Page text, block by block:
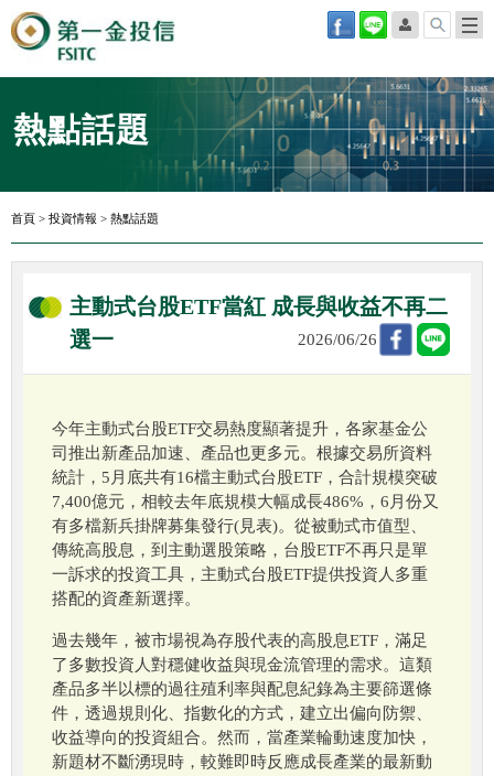
熱點話題
首頁 > 投資情報 > 熱點話題
主動式台股ETF當紅 成長與收益不再二
選一
2026/06/26
今年主動式台股ETF交易熱度顯著提升，各家基金公
司推出新產品加速、產品也更多元。根據交易所資料
統計，5月底共有16檔主動式台股ETF，合計規模突破
7,400億元，相較去年底規模大幅成長486%，6月份又
有多檔新兵掛牌募集發行(見表)。從被動式市值型、
傳統高股息，到主動選股策略，台股ETF不再只是單
一訴求的投資工具，主動式台股ETF提供投資人多重
搭配的資產新選擇。
過去幾年，被市場視為存股代表的高股息ETF，滿足
了多數投資人對穩健收益與現金流管理的需求。這類
產品多半以標的過往殖利率與配息紀錄為主要篩選條
件，透過規則化、指數化的方式，建立出偏向防禦、
收益導向的投資組合。然而，當產業輪動速度加快，
新題材不斷湧現時，較難即時反應成長產業的最新動